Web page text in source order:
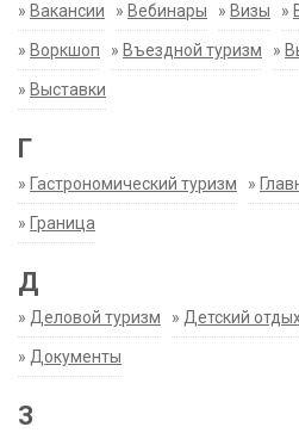
» Вакансии » Вебинары » Визы »
» Воркшоп » Въездной туризм »
» Выставки
Г
» Гастрономический туризм »
» Граница
Д
» Деловой туризм » Детский
» Документы
З